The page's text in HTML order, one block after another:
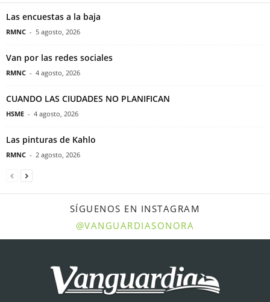
Las encuestas a la baja
RMNC - 5 agosto, 2026
Van por las redes sociales
RMNC - 4 agosto, 2026
CUANDO LAS CIUDADES NO PLANIFICAN
HSME - 4 agosto, 2026
Las pinturas de Kahlo
RMNC - 2 agosto, 2026
SÍGUENOS EN INSTAGRAM
@VANGUARDIASONORA